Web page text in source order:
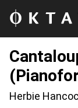
Herbie